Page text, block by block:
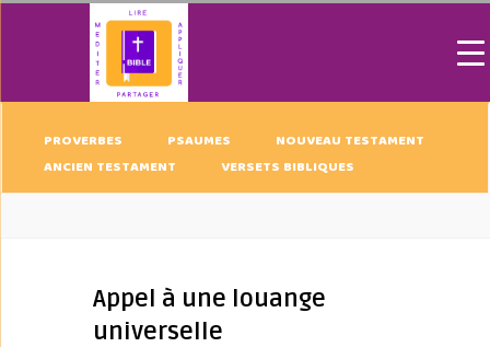
PROVERBES PSAUMES
NOUVEAU TESTAMENT
ANCIEN TESTAMENT
VERSETS BIBLIQUES
Appel à une louange
universelle